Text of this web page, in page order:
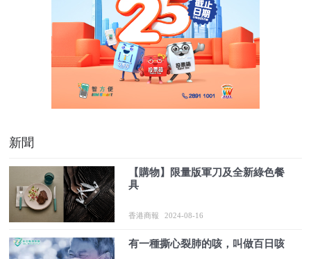
新聞
【購物】限量版軍刀及全新綠色餐
具
香港商報 2024-08-16
有一種撕心裂肺的咳，叫做百日咳